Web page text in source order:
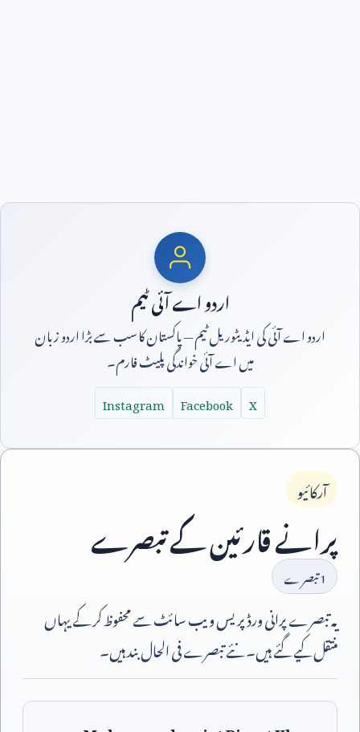
اردو اے آئی ٹیم
اردو اے آئی کی ایڈیٹوریل ٹیم — پاکستان کا سب سے بڑا اردو زبان
میں اے آئی خواندگی پلیٹ فارم۔
X
Facebook
Instagram
آرکائیو
پرانے قارئین کے تبصرے
1تبصرے
یہ تبصرے پرانی ورڈپریس ویب سائٹ سے محفوظ کر کے یہاں
منتقل کیے گئے ہیں۔ نئے تبصرے فی الحال بند ہیں۔